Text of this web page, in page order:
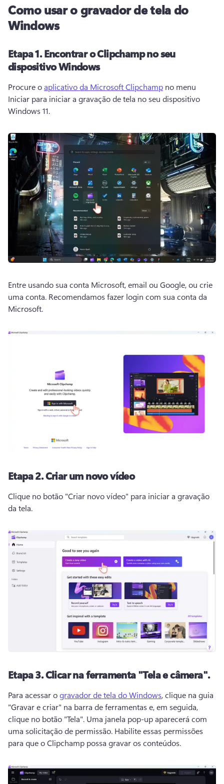
Como usar o gravador de tela do
Windows
Etapa 1. Encontrar o Clipchamp no seu
dispositivo Windows
Procure o aplicativo da Microsoft Clipchamp no menu
Iniciar para iniciar a gravação de tela no seu dispositivo
Windows 11.
Entre usando sua conta Microsoft, email ou Google, ou crie
uma conta. Recomendamos fazer login com sua conta da
Microsoft.
Etapa 2. Criar um novo vídeo
Clique no botão "Criar novo vídeo" para iniciar a gravação
da tela.
Etapa 3. Clicar na ferramenta "Tela e câmera".
Para acessar o gravador de tela do Windows, clique na guia
"Gravar e criar" na barra de ferramentas e, em seguida,
clique no botão "Tela". Uma janela pop-up aparecerá com
uma solicitação de permissão. Habilite essas permissões
para que o Clipchamp possa gravar os conteúdos.